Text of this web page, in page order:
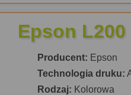
Epson L200
Producent: Epson
Technologia druku:
Rodzaj: Kolorowa